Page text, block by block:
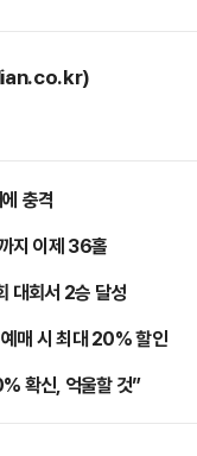
충격
지 이제 36홀
대회서 2승 달성
매 시 최대 20% 할인
확신, 억울할 것”